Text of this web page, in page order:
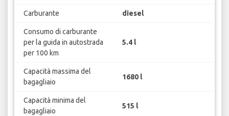
Carburante diesel
Consumo di carburante
per la guida in autostrada
per 100 km
5.4 l
Capacità massima del
bagagliaio
1680 l
Capacità minima del
bagagliaio
515 l